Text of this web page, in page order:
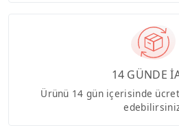
14 GÜNDE
Ürünü 14 gün içerisinde